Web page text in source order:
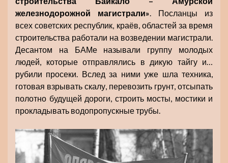
железнодорожной магистрали». Посланцы из
всех советских республик, краёв, областей за время
строительства работали на возведении магистрали.
Десантом на БАМе называли группу молодых
людей, которые отправлялись в дикую тайгу и…
рубили просеки. Вслед за ними уже шла техника,
готовая взрывать скалу, перевозить грунт, отсыпать
полотно будущей дороги, строить мосты, мостики и
прокладывать водопропускные трубы.